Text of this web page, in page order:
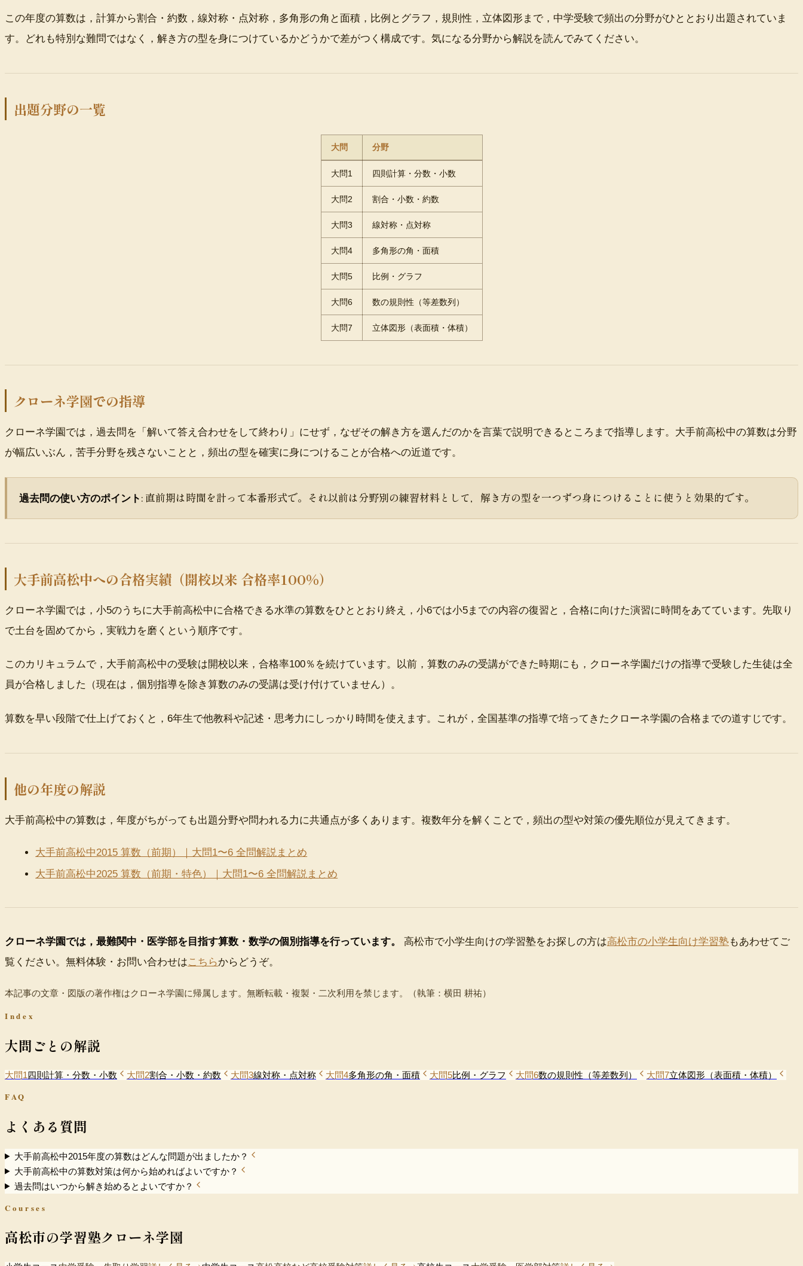
この年度の算数は，計算から割合・約数，線対称・点対称，多角形の角と面積，比例とグラフ，規則性，立体図形まで，中学受験で頻出の分野がひととおり出題されていま
す。どれも特別な難問ではなく，解き方の型を身につけているかどうかで差がつく構成です。気になる分野から解説を読んでみてください。
出題分野の一覧
大問 分野
大問1 四則計算・分数・小数
大問2 割合・小数・約数
大問3 線対称・点対称
大問4 多角形の角・面積
大問5 比例・グラフ
大問6 数の規則性（等差数列）
大問7 立体図形（表面積・体積）
クローネ学園での指導
クローネ学園では，過去問を「解いて答え合わせをして終わり」にせず，なぜその解き方を選んだのかを言葉で説明できるところまで指導します。大手前高松中の算数は分野
が幅広いぶん，苦手分野を残さないことと，頻出の型を確実に身につけることが合格への近道です。
過去問の使い方のポイント : 直前期は時間を計って本番形式で。それ以前は分野別の練習材料として，解き方の型を一つずつ身につけることに使うと効果的です。
大手前高松中への合格実績（開校以来 合格率100％）
クローネ学園では，小5のうちに大手前高松中に合格できる水準の算数をひととおり終え，小6では小5までの内容の復習と，合格に向けた演習に時間をあてています。先取り
で土台を固めてから，実戦力を磨くという順序です。
このカリキュラムで，大手前高松中の受験は開校以来，合格率100％を続けています。以前，算数のみの受講ができた時期にも，クローネ学園だけの指導で受験した生徒は全
員が合格しました（現在は，個別指導を除き算数のみの受講は受け付けていません）。
算数を早い段階で仕上げておくと，6年生で他教科や記述・思考力にしっかり時間を使えます。これが，全国基準の指導で培ってきたクローネ学園の合格までの道すじです。
他の年度の解説
大手前高松中の算数は，年度がちがっても出題分野や問われる力に共通点が多くあります。複数年分を解くことで，頻出の型や対策の優先順位が見えてきます。
大手前高松中2015 算数（前期）｜大問1〜6 全問解説まとめ
大手前高松中2025 算数（前期・特色）｜大問1〜6 全問解説まとめ
クローネ学園では，最難関中・医学部を目指す算数・数学の個別指導を行っています。 高松市で小学生向けの学習塾をお探しの方は高松市の小学生向け学習塾 もあわせてご
覧ください。無料体験・お問い合わせはこちらからどうぞ。
本記事の文章・図版の著作権はクローネ学園に帰属します。無断転載・複製・二次利用を禁じます。 （執筆：横田 耕祐）
Index
大問ごとの解説
大問1四則計算・分数・小数 大問2割合・小数・約数 大問3線対称・点対称 大問4多角形の角・面積 大問5比例・グラフ 大問6数の規則性（等差数列） 大問7立体図形（表面積・体積）
FAQ
よくある質問
大手前高松中2015年度の算数はどんな問題が出ましたか？
大手前高松中の算数対策は何から始めればよいですか？
過去問はいつから解き始めるとよいですか？
Courses
高松市の学習塾クローネ学園